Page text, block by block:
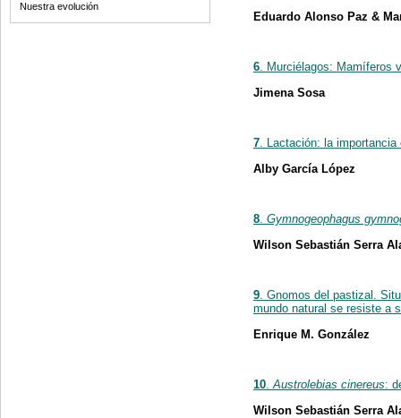
Nuestra evolución
Eduardo Alonso Paz &
6. Murciélagos: Mamíferos
Jimena Sosa
7. Lactación: la importancia
Alby García López
8. Gymnogeophagus
Wilson Sebastián Serra
9. Gnomos del pastizal.
mundo natural se resiste a
Enrique M. González
10. Austrolebias cinereus:
Wilson Sebastián Serra